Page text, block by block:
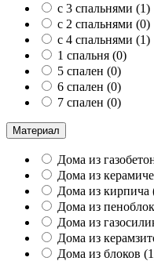
с 3 спальнями (1)
с 2 спальнями (0)
с 4 спальнями (1)
1 спальня (0)
5 спален (0)
6 спален (0)
7 спален (0)
Материал
Дома из
Дома из
Дома из кирпича
Дома из
Дома из
Дома из
Дома из блоков (1